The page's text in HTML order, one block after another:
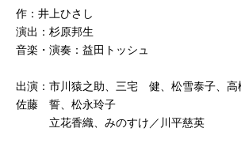
作：井上ひさし
演出：杉原邦生
音楽・演奏：益田トッシュ
出演：市川猿之助、三宅 健、松雪泰子、高
佐藤 誓、松永玲子
立花香織、みのすけ／川平慈英